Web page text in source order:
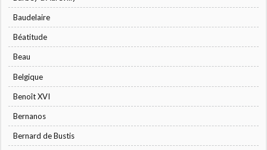
Baudelaire
Béatitude
Beau
Belgique
Benoît XVI
Bernanos
Bernard de Bustis